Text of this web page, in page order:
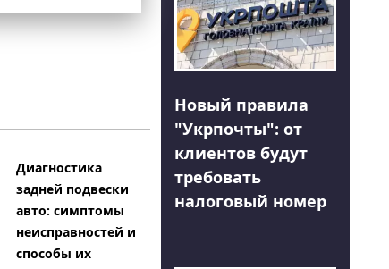
Диагностика
задней подвески
авто: симптомы
неисправностей и
способы их
Новый правила
"Укрпочты": от
клиентов будут
требовать
налоговый номер